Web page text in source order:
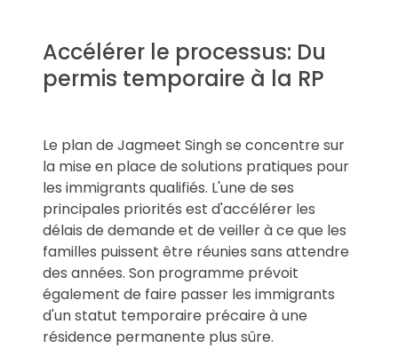
Accélérer le processus: Du
permis temporaire à la RP
Le plan de Jagmeet Singh se concentre sur
la mise en place de solutions pratiques pour
les immigrants qualifiés. L'une de ses
principales priorités est d'accélérer les
délais de demande et de veiller à ce que les
familles puissent être réunies sans attendre
des années. Son programme prévoit
également de faire passer les immigrants
d'un statut temporaire précaire à une
résidence permanente plus sûre.